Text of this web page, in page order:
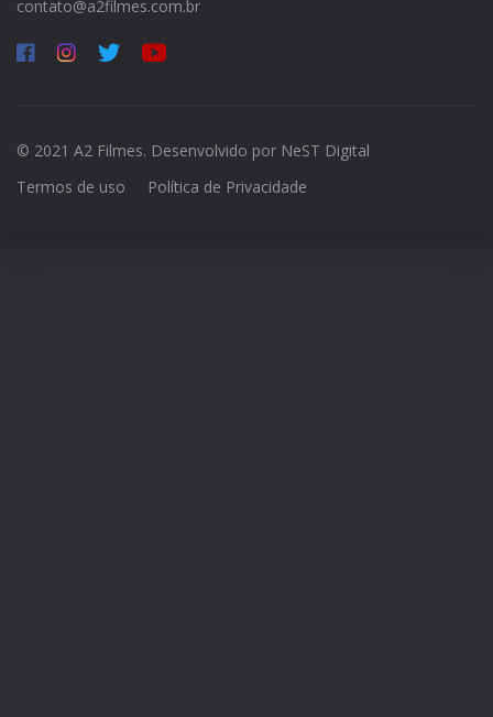
contato@a2filmes.com.br
© 2021 A2 Filmes. Desenvolvido por NeST Digital
Termos de uso
Política de Privacidade